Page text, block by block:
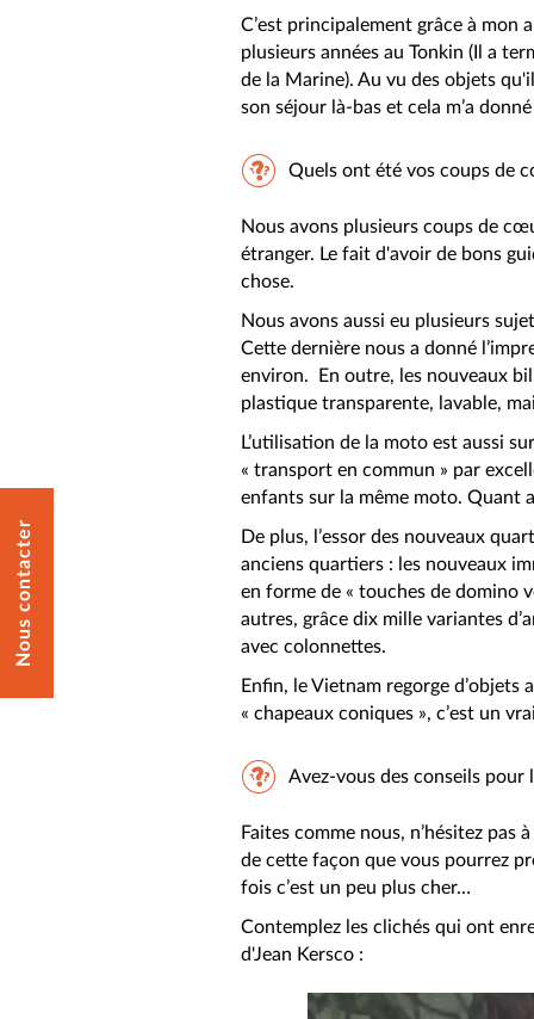
Nous contacter
C’est principalement grâce à mon
plusieurs années au Tonkin (Il a
de la Marine). Au vu des objets
son séjour là-bas et cela m’a
Quels ont été vos coups de
Nous avons plusieurs coups de
étranger. Le fait d'avoir de bons
chose.
Nous avons aussi eu plusieurs
Cette dernière nous a donné
environ. En outre, les nouveaux
plastique transparente, lavable,
L’utilisation de la moto est aussi
« transport en commun » par
enfants sur la même moto. Quant
De plus, l’essor des nouveaux
anciens quartiers : les nouveaux
en forme de « touches de domino
autres, grâce dix mille variantes
avec colonnettes.
Enfin, le Vietnam regorge d’objets
« chapeaux coniques », c’est un
Avez-vous des conseils pour
Faites comme nous, n’hésitez
de cette façon que vous pourrez
fois c’est un peu plus cher…
Contemplez les clichés qui ont
d'Jean Kersco :